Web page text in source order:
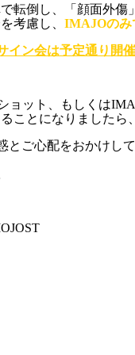
転倒し、「顔面外傷
考慮し、 IMAJOのみ
イン会は予定通り開
ット、もしくは
ことになりましたら
ご心配をおかけして